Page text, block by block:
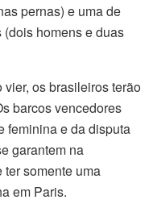
pernas) e uma de
homens e duas
os brasileiros terão
barcos vencedores
feminina e da disputa
garantem na
somente uma
em Paris.